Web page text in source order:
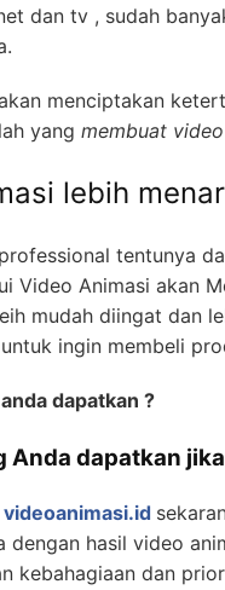
dan tv , sudah
menciptakan
yang membuat
lebih
professional tentunya
Video Animasi akan
mudah diingat dan
ingin membeli
dapatkan ?
Anda dapatkan
videoanimasi.id
dengan hasil video
kebahagiaan dan